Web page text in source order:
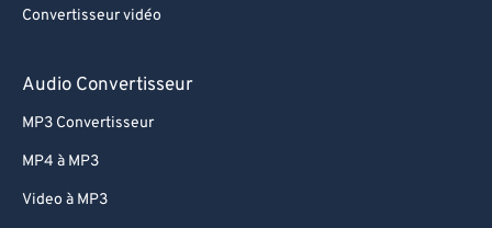
Convertisseur vidéo
Audio Convertisseur
MP3 Convertisseur
MP4 à MP3
Video à MP3